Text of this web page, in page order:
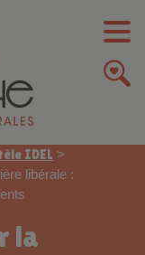
IDEL >
libérale :